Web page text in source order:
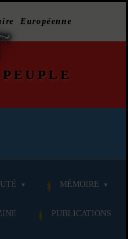
Européenne
PEUPLE
MÉMOIRE
PUBLICATIONS